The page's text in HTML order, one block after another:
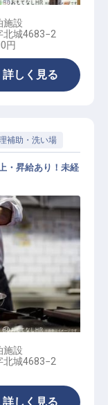
施設
北城4683−2
円
詳しく見る
補助・洗い場
・昇給あり！未経
施設
北城4683−2
詳しく見る